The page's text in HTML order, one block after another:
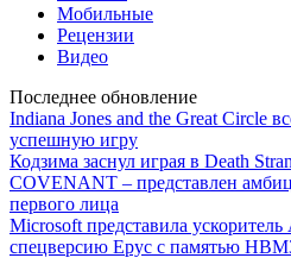
Мобильные
Рецензии
Видео
Последнее обновление
Indiana Jones and the Great Circle
успешную игру
Кодзима заснул играя в Death
COVENANT – представлен
первого лица
Microsoft представила
спецверсию Epyc с памятью